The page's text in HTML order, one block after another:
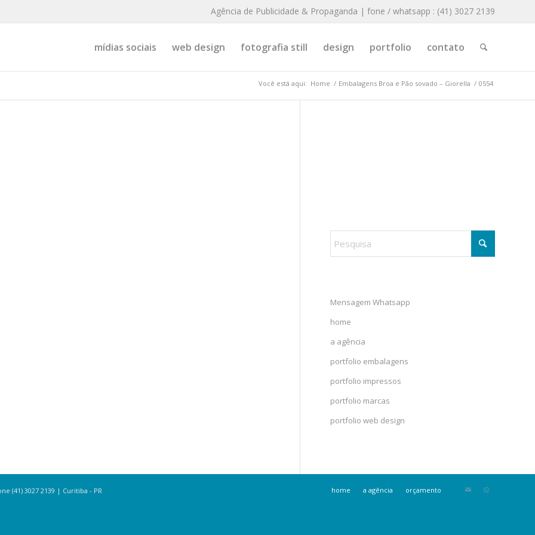
Agência de Publicidade & Propaganda | fone / whatsapp : (41) 3027 2139
mídias sociais web design fotografia still design portfolio contato
Você está aqui: Home / Embalagens Broa e Pão sovado – Giorella / 0554
Mensagem Whatsapp
home
a agência
portfolio embalagens
portfolio impressos
portfolio marcas
portfolio web design
(41) 3027 2139 | Curitiba - PR home a agência orçamento